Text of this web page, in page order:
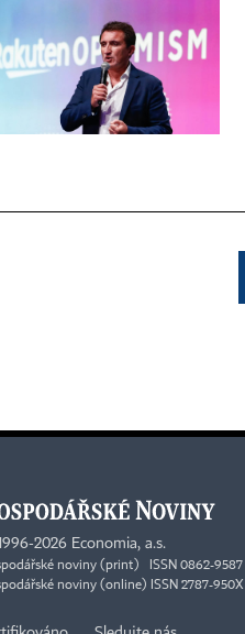
2026 Economia, a.s.
noviny (print) ISSN 0862-9587
noviny (online) ISSN 2787-950X